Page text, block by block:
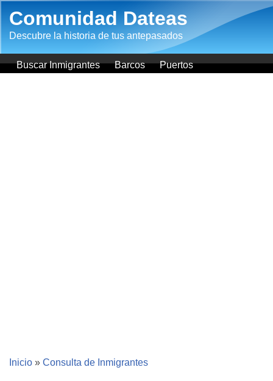
Comunidad Dateas
Descubre la historia de tus antepasados
Buscar Inmigrantes Barcos Puertos
Inicio » Consulta de Inmigrantes